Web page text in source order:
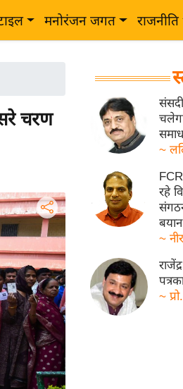
मनोरंजन जगत राजनीति
चरण
~
रहे
~
~